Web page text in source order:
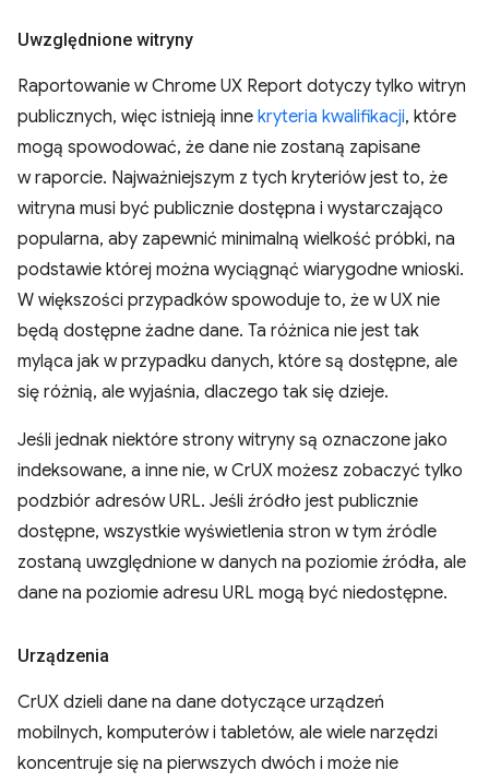
Uwzględnione witryny
Raportowanie w Chrome UX Report dotyczy tylko witryn
publicznych, więc istnieją inne kryteria kwalifikacji, które
mogą spowodować, że dane nie zostaną zapisane
w raporcie. Najważniejszym z tych kryteriów jest to, że
witryna musi być publicznie dostępna i wystarczająco
popularna, aby zapewnić minimalną wielkość próbki, na
podstawie której można wyciągnąć wiarygodne wnioski.
W większości przypadków spowoduje to, że w UX nie
będą dostępne żadne dane. Ta różnica nie jest tak
myląca jak w przypadku danych, które są dostępne, ale
się różnią, ale wyjaśnia, dlaczego tak się dzieje.
Jeśli jednak niektóre strony witryny są oznaczone jako
indeksowane, a inne nie, w CrUX możesz zobaczyć tylko
podzbiór adresów URL. Jeśli źródło jest publicznie
dostępne, wszystkie wyświetlenia stron w tym źródle
zostaną uwzględnione w danych na poziomie źródła, ale
dane na poziomie adresu URL mogą być niedostępne.
Urządzenia
CrUX dzieli dane na dane dotyczące urządzeń
mobilnych, komputerów i tabletów, ale wiele narzędzi
koncentruje się na pierwszych dwóch i może nie